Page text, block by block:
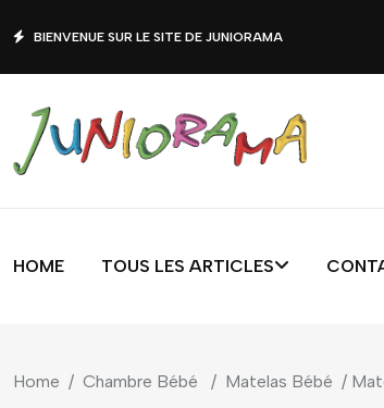
BIENVENUE SUR LE SITE DE JUNIORAMA
HOME TOUS LES ARTICLES
Home / Chambre Bébé / Matelas Bébé /